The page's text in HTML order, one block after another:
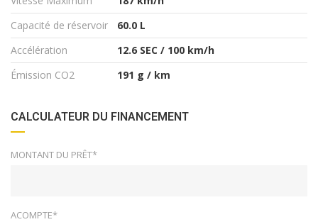
Capacité de réservoir
60.0 L
Accélération
12.6 SEC / 100 km/h
Émission CO2
191 g / km
CALCULATEUR DU FINANCEMENT
MONTANT DU PRÊT*
ACOMPTE*